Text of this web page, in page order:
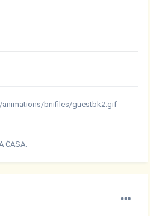
animations/bnifiles/guestbk2.gif
ČASA.